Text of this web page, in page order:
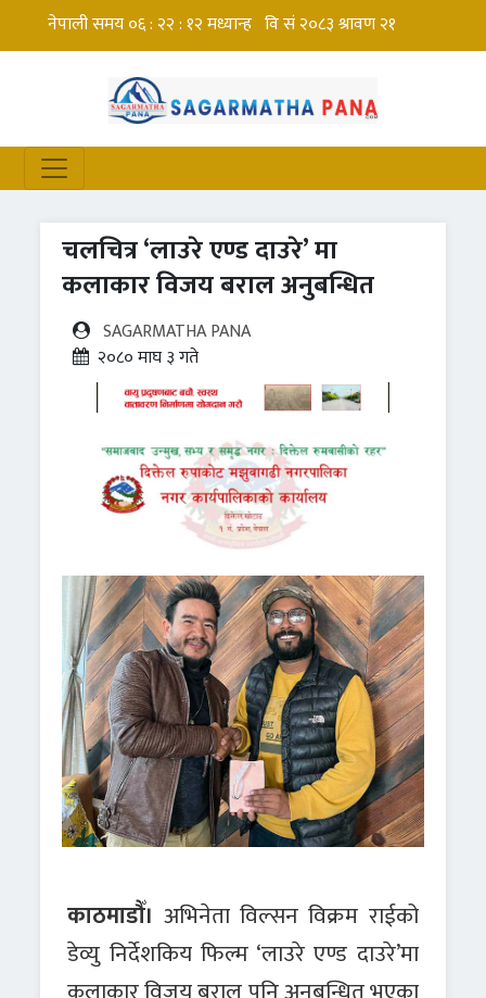
चलचित्र ‘लाउरे एण्ड दाउरे’ मा
कलाकार विजय बराल अनुबन्धित
SAGARMATHA PANA
२०८० माघ ३ गते
काठमाडौँ। अभिनेता विल्सन विक्रम राईको
डेव्यु निर्देशकिय फिल्म ‘लाउरे एण्ड दाउरे’मा